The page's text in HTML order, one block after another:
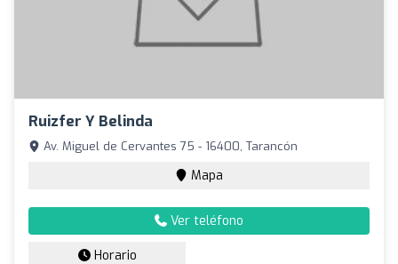
Ruizfer Y Belinda
Av. Miguel de Cervantes 75 - 16400, Tarancón
Mapa
Ver teléfono
Horario